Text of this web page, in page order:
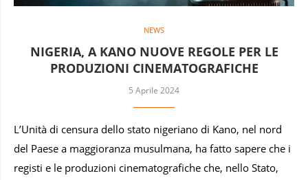
NEWS
NIGERIA, A KANO NUOVE REGOLE PER LE
PRODUZIONI CINEMATOGRAFICHE
5 Aprile 2024
L’Unità di censura dello stato nigeriano di Kano, nel nord
del Paese a maggioranza musulmana, ha fatto sapere che i
registi e le produzioni cinematografiche che, nello Stato,